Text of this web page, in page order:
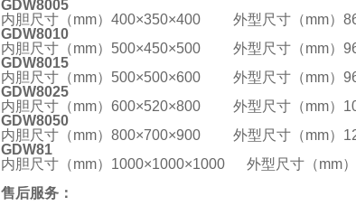
GDW8005
内胆尺寸（mm）400×350×400 外型尺寸（mm）
GDW8010
内胆尺寸（mm）500×450×500 外型尺寸（mm）
GDW8015
内胆尺寸（mm）500×500×600 外型尺寸（mm）
GDW8025
内胆尺寸（mm）600×520×800 外型尺寸（mm）
GDW8050
内胆尺寸（mm）800×700×900 外型尺寸（mm）
GDW81
内胆尺寸（mm）1000×1000×1000 外型尺寸（mm
售后服务：